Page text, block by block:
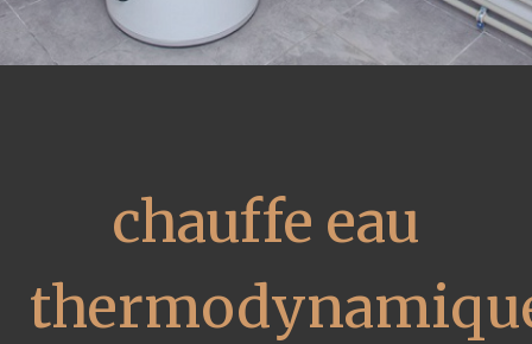
chauffe eau